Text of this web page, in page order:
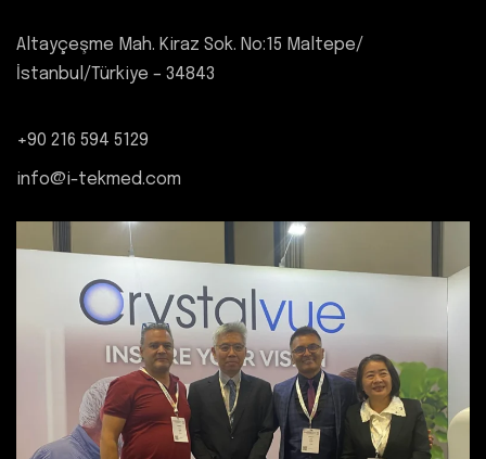
Altayçeşme Mah. Kiraz Sok. No:15 Maltepe/
İstanbul/Türkiye – 34843
+90 216 594 5129
info@i-tekmed.com